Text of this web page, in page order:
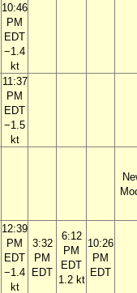
10:46
PM
EDT
−1.4
kt
11:37
PM
EDT
−1.5
kt
12:39
PM
EDT
−1.4
kt
3:32
PM
EDT
6:12
PM
EDT
1.2 kt
10:26
PM
EDT